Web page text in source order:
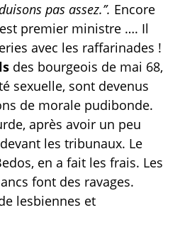
pas assez.’’. Encore
premier ministre …. Il
avec les raffarinades !
des bourgeois de mai 68,
sexuelle, sont devenus
de morale pudibonde.
après avoir un peu
les tribunaux. Le
en a fait les frais. Les
font des ravages.
lesbiennes et